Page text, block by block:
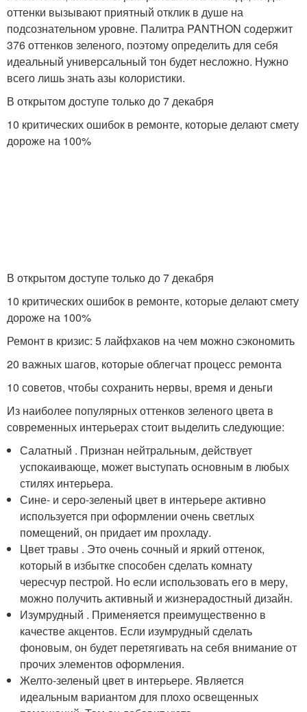
оттенки вызывают приятный отклик в душе на
подсознательном уровне. Палитра PANTHON содержит
376 оттенков зеленого, поэтому определить для себя
идеальный универсальный тон будет несложно. Нужно
всего лишь знать азы колористики.
В открытом доступе только до 7 декабря
10 критических ошибок в ремонте, которые делают смету
дороже на 100%
В открытом доступе только до 7 декабря
10 критических ошибок в ремонте, которые делают смету
дороже на 100%
Ремонт в кризис: 5 лайфхаков на чем можно сэкономить
20 важных шагов, которые облегчат процесс ремонта
10 советов, чтобы сохранить нервы, время и деньги
Из наиболее популярных оттенков зеленого цвета в
современных интерьерах стоит выделить следующие:
Салатный . Признан нейтральным, действует
успокаивающе, может выступать основным в любых
стилях интерьера.
Сине- и серо-зеленый цвет в интерьере активно
используется при оформлении очень светлых
помещений, он придает им прохладу.
Цвет травы . Это очень сочный и яркий оттенок,
который в избытке способен сделать комнату
чересчур пестрой. Но если использовать его в меру,
можно получить активный и жизнерадостный дизайн.
Изумрудный . Применяется преимущественно в
качестве акцентов. Если изумрудный сделать
фоновым, он будет перетягивать на себя внимание от
прочих элементов оформления.
Желто-зеленый цвет в интерьере. Является
идеальным вариантом для плохо освещенных